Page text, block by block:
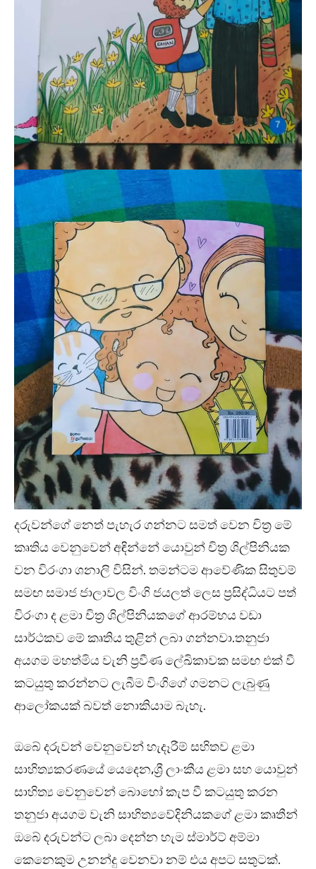
දරුවන්ගේ නෙත් පැහැර ගන්නට සමත් වෙන චිත්‍ර මේ
කෘතිය වෙනුවෙන් අඳින්නේ යොවුන් චිත්‍ර ශිල්පිනියක
වන විරංගා ශනාලි විසින්. තමන්ටම ආවේණික සිතුවම්
සමඟ සමාජ ජාලාවල විංගි ජයලත් ලෙස ප්‍රසිද්ධියට පත්
විරංගා ද ළමා චිත්‍ර ශිල්පිනියකගේ ආරම්භය වඩා
සාර්ථකව මේ කෘතිය තුළින් ලබා ගන්නවා.තනුජා
අයගම මහත්මිය වැනි ප්‍රවීණ ලේඛිකාවක සමඟ එක් වී
කටයුතු කරන්නට ලැබීම විංගිගේ ගමනට ලැබුණු
ආලෝකයක් බවත් නොකියාම බැහැ.
ඔබේ දරුවන් වෙනුවෙන් හැදෑරීම් සහිතව ළමා
සාහිත්‍යකරණයේ යෙදෙන,ශ්‍රී ලාංකීය ළමා සහ යොවුන්
සාහිත්‍ය වෙනුවෙන් බොහෝ කැප වී කටයුතු කරන
තනුජා අයගම වැනි සාහිත්‍යවේදිනියකගේ ළමා කෘතීන්
ඔබේ දරුවන්ට ලබා දෙන්න හැම ස්මාර්ට් අම්මා
කෙනෙකුම උනන්දු වෙනවා නම් එය අපට සතුටක්.